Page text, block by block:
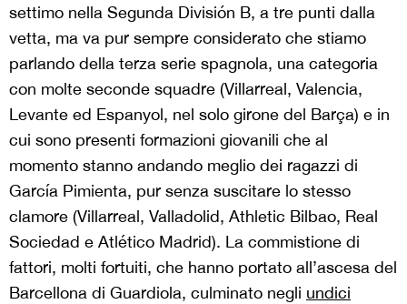
settimo nella Segunda División B, a tre punti dalla
vetta, ma va pur sempre considerato che stiamo
parlando della terza serie spagnola, una categoria
con molte seconde squadre (Villarreal, Valencia,
Levante ed Espanyol, nel solo girone del Barça) e in
cui sono presenti formazioni giovanili che al
momento stanno andando meglio dei ragazzi di
García Pimienta, pur senza suscitare lo stesso
clamore (Villarreal, Valladolid, Athletic Bilbao, Real
Sociedad e Atlético Madrid). La commistione di
fattori, molti fortuiti, che hanno portato all’ascesa del
Barcellona di Guardiola, culminato negli undici